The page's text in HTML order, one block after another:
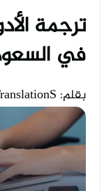
ترجمة
في
بقلم: TranslationS